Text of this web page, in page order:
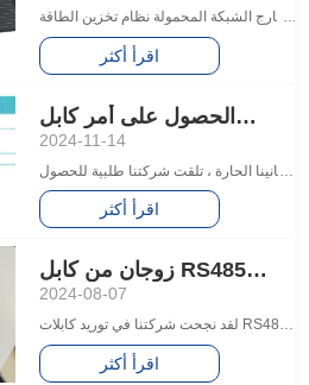
ما يعادل 3076F بيلدن ونماذج 3076els
خارج الشبكة المحمولة نظام تخزين الطاقة
الشمسية
اقرأ أكثر
الحصول على أمر كابل
2024-11-14
تهانينا الحارة ، تلقت شركتنا طلبية للحصول
على كابل اتصالات ميداني D10 من جيش بلد
معين
اقرأ أكثر
زوجان من كابل RS485
للتسويق في الولايات المتحدة
الأمريكية
2024-08-07
لقد نجحت شركتنا في توريد كابلات RS485
إلى السوق الأمريكية، والتي تتمتع بنفس أداء
اقرأ أكثر